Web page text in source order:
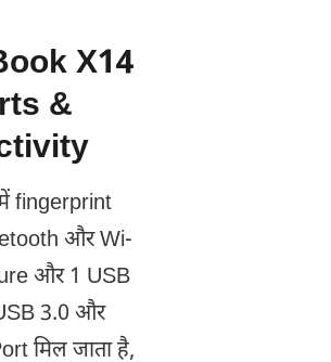
X14
&
fingerprint
और Wi-
और 1 USB
3.0 और
मिल जाता है,